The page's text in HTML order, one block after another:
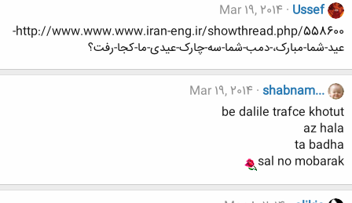
Ussef
Mar 19, 2014
http://www.www.www.iran-eng.ir/showthread.php/558600-
عید-شما-مبارک،-دمب-شما-سه-چارک-عیدی-ما-کجا-رفت؟
shabnam...
Mar 19, 2014
be dalile trafce khotut
az hala
ta badha
sal no mobarak